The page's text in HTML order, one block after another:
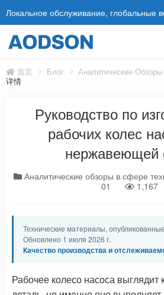
Локальное обслуживание, глобальные
首页 Блог
Аналитические
详情
Руководство по
рабочих колес
нержавеющей
Аналитические обзоры в сфере
01
1,167
Технические материалы, опубликованные
Обновлено 1 июля 2026 г.
Качество производства и
Рабочее колесо насоса выглядит